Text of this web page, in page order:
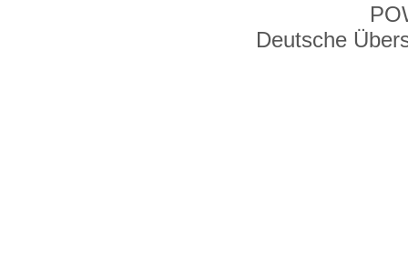
Deutsche